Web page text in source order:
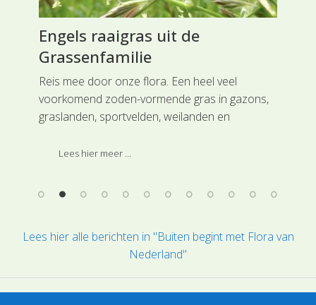
Engels raaigras uit de
Grassenfamilie
Reis mee door onze flora. Een heel veel
voorkomend zoden-vormende gras in gazons,
graslanden, sportvelden, weilanden en
(SL0756) uit de Grassenfamilie. Deze soort is
Lees hier meer ...
Lees hier alle berichten in "Buiten begint met Flora van
Nederland"